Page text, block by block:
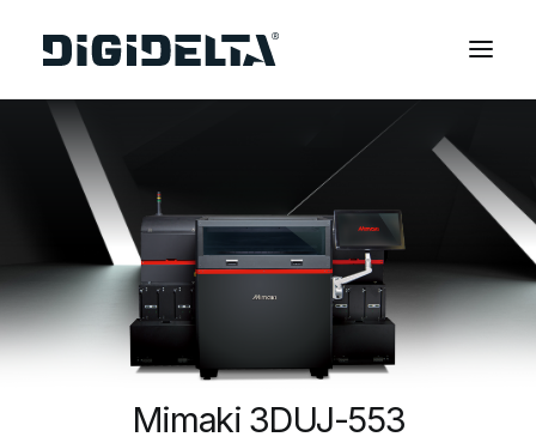
EQUIPAMENTOS
APLICAÇÕES
FINANCIAMENTO
TECNOLOGIA MIMAKI
CONTACTOS
SOBRE NÓS
Mimaki 3DUJ-553